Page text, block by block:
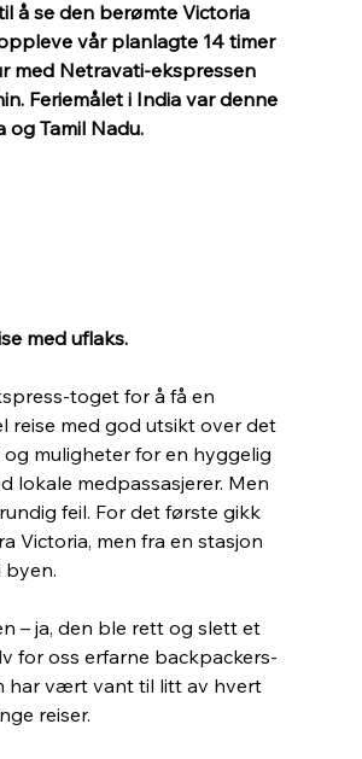
å se den berømte Victoria
vår planlagte 14 timer
med Netravati-ekspressen
Feriemålet i India var denne
og Tamil Nadu.
med uflaks.
toget for å få en
reise med god utsikt over det
muligheter for en hyggelig
lokale medpassasjerer. Men
feil. For det første gikk
Victoria, men fra en stasjon
byen.
– ja, den ble rett og slett et
for oss erfarne backpackers-
har vært vant til litt av hvert
reiser.